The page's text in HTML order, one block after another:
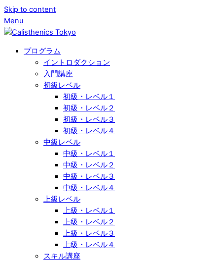
Skip to content
Menu
プログラム
イントロダクション
入門講座
初級レベル
初級・レベル１
初級・レベル２
初級・レベル３
初級・レベル４
中級レベル
中級・レベル１
中級・レベル２
中級・レベル３
中級・レベル４
上級レベル
上級・レベル１
上級・レベル２
上級・レベル３
上級・レベル４
スキル講座